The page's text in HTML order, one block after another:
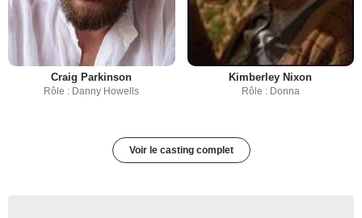
Craig Parkinson
Rôle : Danny Howells
Kimberley Nixon
Rôle : Donna
Voir le casting complet